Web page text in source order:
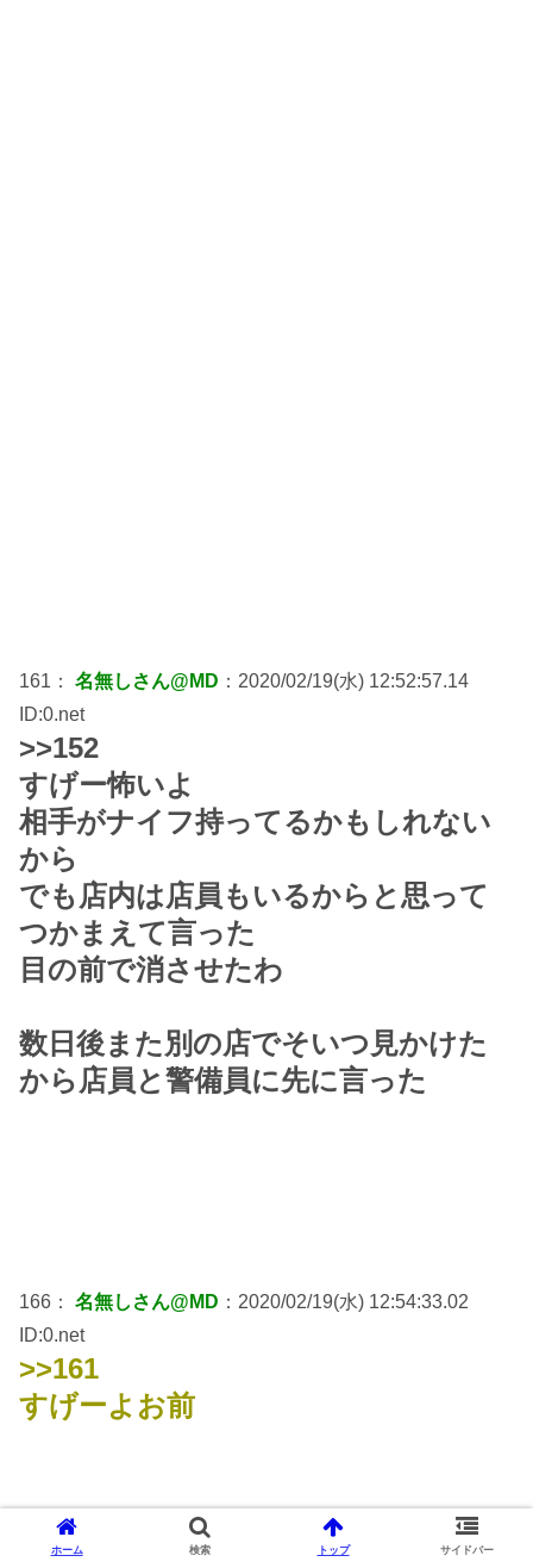
161： 名無しさん@MD ：2020/02/19(水) 12:52:57.14
ID:0.net
>>152
すげー怖いよ
相手がナイフ持ってるかもしれない
から
でも店内は店員もいるからと思って
つかまえて言った
目の前で消させたわ
数日後また別の店でそいつ見かけた
から店員と警備員に先に言った
166： 名無しさん@MD ：2020/02/19(水) 12:54:33.02
ID:0.net
>>161
すげーよお前
ホーム 検索 トップ サイドバー